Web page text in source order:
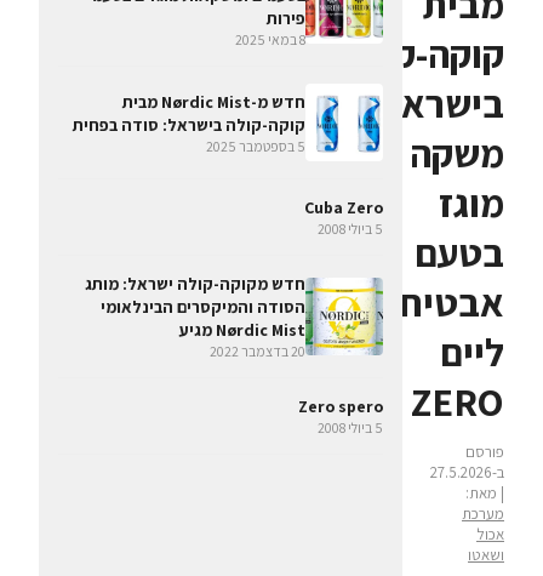
קוקה-קולה
בישראל:
משקה
מוגז
בטעם
אבטיח
ליים
ZERO
פורסם
ב-27.5.2026
| מאת:
מערכת
אכול
ושאטו
פירות
8 במאי 2025
חדש מ-Nørdic Mist מבית
קוקה-קולה בישראל: סודה בפחית
5 בספטמבר 2025
Cuba Zero
5 ביולי 2008
חדש מקוקה-קולה ישראל: מותג
הסודה והמיקסרים הבינלאומי
Nørdic Mist מגיע
20 בדצמבר 2022
Zero spero
5 ביולי 2008